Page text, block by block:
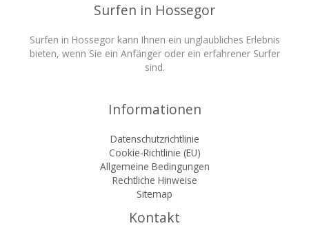
Surfen in Hossegor
Surfen in Hossegor kann Ihnen ein unglaubliches Erlebnis
bieten, wenn Sie ein Anfänger oder ein erfahrener Surfer
sind.
Informationen
Datenschutzrichtlinie
Cookie-Richtlinie (EU)
Allgemeine Bedingungen
Rechtliche Hinweise
Sitemap
Kontakt